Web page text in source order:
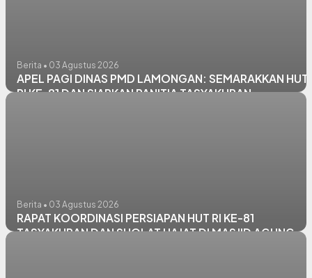
Berita • 03 Agustus 2026
APEL PAGI DINAS PMD LAMONGAN: SEMARAKKAN HUT
RI KE-81 DAN SIAPKAN PANITIA TASYAKURAN
Berita • 03 Agustus 2026
RAPAT KOORDINASI PERSIAPAN HUT RI KE-81
TASYAKURAN DAN SHOLAT HAJAT DI MASJID AGUNG